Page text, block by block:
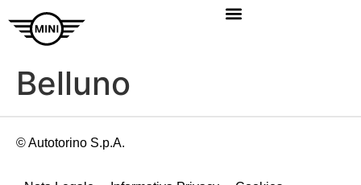
Belluno
© Autotorino S.p.A.